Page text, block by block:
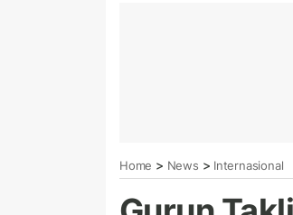
Home > News > Internasional